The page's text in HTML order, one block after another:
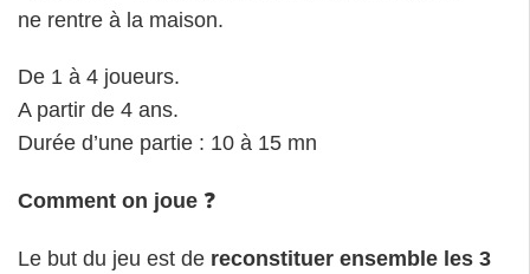
ne rentre à la maison.
De 1 à 4 joueurs.
A partir de 4 ans.
Durée d’une partie : 10 à 15 mn
Comment on joue ❓
Le but du jeu est de reconstituer ensemble les 3